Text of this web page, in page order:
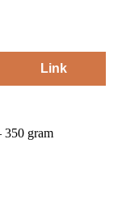
Link
gram